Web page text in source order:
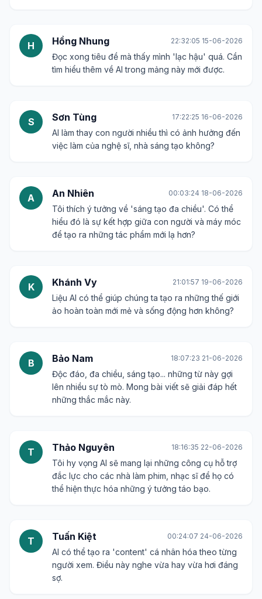
H Hồng Nhung 22:32:05 15-06-2026
Đọc xong tiêu đề mà thấy mình 'lạc hậu' quá. Cần
tìm hiểu thêm về AI trong mảng này mới được.
S Sơn Tùng 17:22:25 16-06-2026
AI làm thay con người nhiều thì có ảnh hưởng đến
việc làm của nghệ sĩ, nhà sáng tạo không?
A An Nhiên 00:03:24 18-06-2026
Tôi thích ý tưởng về 'sáng tạo đa chiều'. Có thể
hiểu đó là sự kết hợp giữa con người và máy móc
để tạo ra những tác phẩm mới lạ hơn?
K Khánh Vy 21:01:57 19-06-2026
Liệu AI có thể giúp chúng ta tạo ra những thế giới
ảo hoàn toàn mới mẻ và sống động hơn không?
B Bảo Nam 18:07:23 21-06-2026
Độc đáo, đa chiều, sáng tạo... những từ này gợi
lên nhiều sự tò mò. Mong bài viết sẽ giải đáp hết
những thắc mắc này.
T Thảo Nguyên 18:16:35 22-06-2026
Tôi hy vọng AI sẽ mang lại những công cụ hỗ trợ
đắc lực cho các nhà làm phim, nhạc sĩ để họ có
thể hiện thực hóa những ý tưởng táo bạo.
T Tuấn Kiệt 00:24:07 24-06-2026
AI có thể tạo ra 'content' cá nhân hóa theo từng
người xem. Điều này nghe vừa hay vừa hơi đáng
sợ.